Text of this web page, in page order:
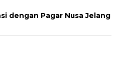
dengan Pagar Nusa Jelang